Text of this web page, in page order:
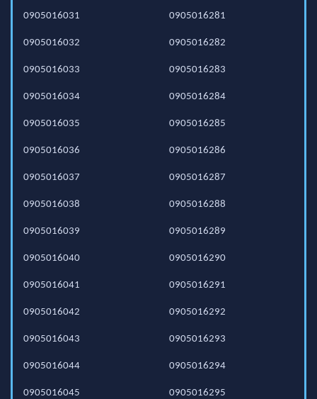
0905016031
0905016032
0905016033
0905016034
0905016035
0905016036
0905016037
0905016038
0905016039
0905016040
0905016041
0905016042
0905016043
0905016044
0905016045
0905016281
0905016282
0905016283
0905016284
0905016285
0905016286
0905016287
0905016288
0905016289
0905016290
0905016291
0905016292
0905016293
0905016294
0905016295